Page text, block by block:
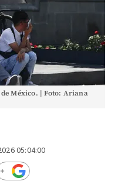
México. | Foto: Ariana
05:04:00